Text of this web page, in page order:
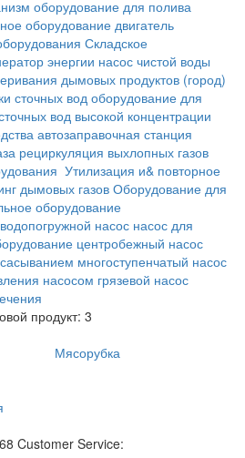
оборудование для полива
оборудование двигатель
Складское
энергии насос чистой воды
дымовых продуктов (город)
сточных вод оборудование для
вод высокой концентрации
автозаправочная станция
рециркуляция выхлопных газов
Утилизация и& повторное
дымовых газов Оборудование для
оборудование
водопогружной насос насос для
центробежный насос
многоступенчатый насос
насосом грязевой насос
продукт: 3
Мясорубка
Customer Service: